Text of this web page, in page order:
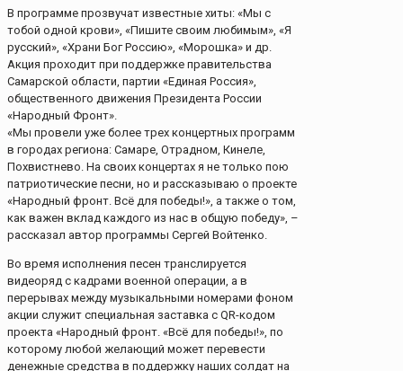
В программе прозвучат известные хиты: «Мы с
тобой одной крови», «Пишите своим любимым», «Я
русский», «Храни Бог Россию», «Морошка» и др.
Акция проходит при поддержке правительства
Самарской области, партии «Единая Россия»,
общественного движения Президента России
«Народный Фронт».
«Мы провели уже более трех концертных программ
в городах региона: Самаре, Отрадном, Кинеле,
Похвистнево. На своих концертах я не только пою
патриотические песни, но и рассказываю о проекте
«Народный фронт. Всё для победы!», а также о том,
как важен вклад каждого из нас в общую победу», –
рассказал автор программы Сергей Войтенко.
Во время исполнения песен транслируется
видеоряд с кадрами военной операции, а в
перерывах между музыкальными номерами фоном
акции служит специальная заставка с QR-кодом
проекта «Народный фронт. «Всё для победы!», по
которому любой желающий может перевести
денежные средства в поддержку наших солдат на